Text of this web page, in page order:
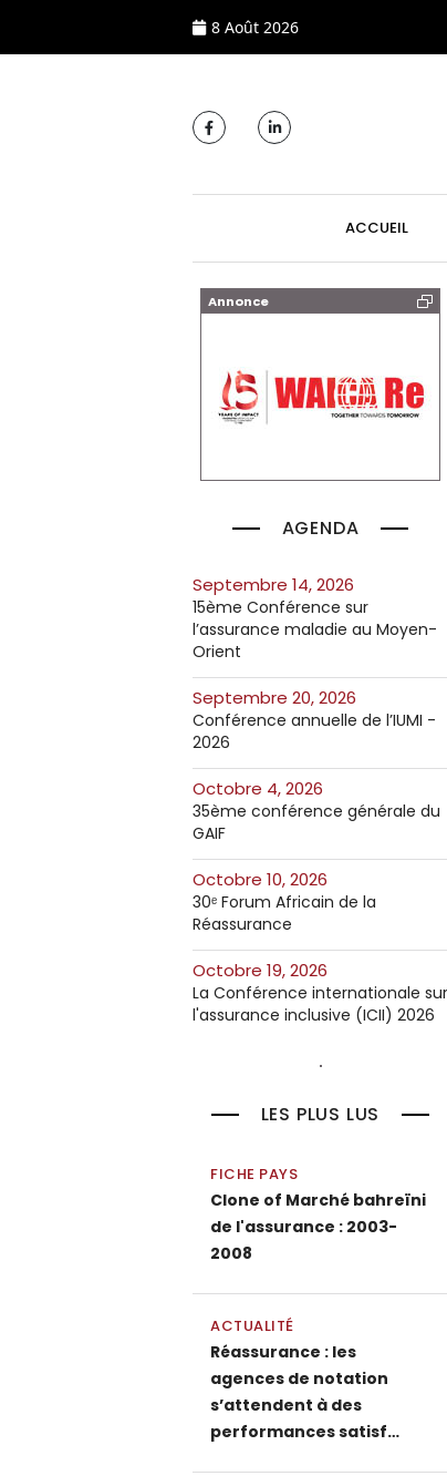
8 Août 2026
ACCUEIL
Annonce
AGENDA
septembre 14, 2026
15ème Conférence sur
l’assurance maladie au Moyen-
Orient
septembre 20, 2026
Conférence annuelle de l’IUMI -
2026
octobre 4, 2026
35ème conférence générale du
GAIF
octobre 10, 2026
30ᵉ Forum Africain de la
Réassurance
octobre 19, 2026
La Conférence internationale sur
l'assurance inclusive (ICII) 2026
LES PLUS LUS
FICHE PAYS
Clone of Marché bahreïni
de l'assurance : 2003-
2008
ACTUALITÉ
Réassurance : les
agences de notation
s’attendent à des
performances satisf…